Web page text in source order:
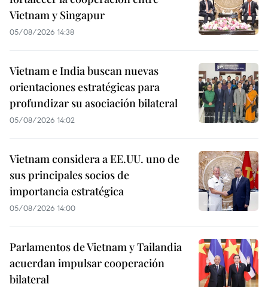
Vietnam y Singapur
05/08/2026 14:38
Vietnam e India buscan nuevas
orientaciones estratégicas para
profundizar su asociación bilateral
05/08/2026 14:02
Vietnam considera a EE.UU. uno de
sus principales socios de
importancia estratégica
05/08/2026 14:00
Parlamentos de Vietnam y Tailandia
acuerdan impulsar cooperación
bilateral